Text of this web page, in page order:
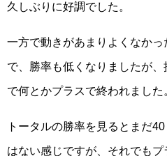
久しぶりに好調でした。
一方で動きがあまりよくなか
で、勝率も低くなりましたが
で何とかプラスで終われました
トータルの勝率を見るとまだ
はない感じですが、それでも